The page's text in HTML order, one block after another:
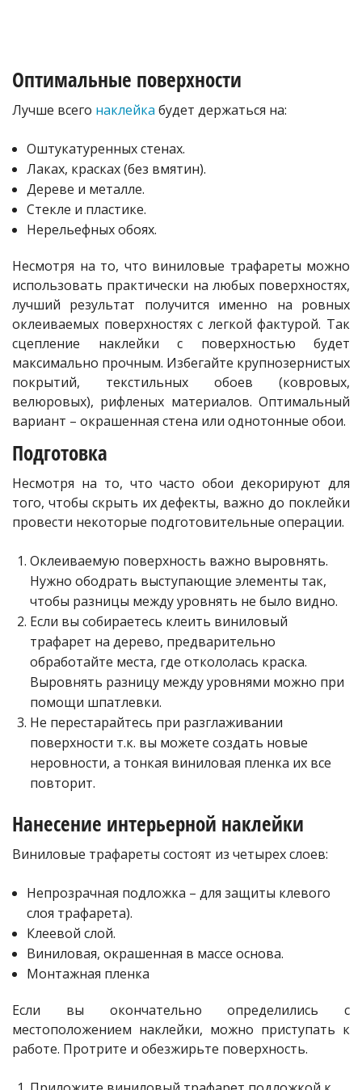
Оптимальные поверхности
Лучше всего наклейка будет держаться на:
Оштукатуренных стенах.
Лаках, красках (без вмятин).
Дереве и металле.
Стекле и пластике.
Нерельефных обоях.
Несмотря на то, что виниловые трафареты можно
использовать практически на любых поверхностях,
лучший результат получится именно на ровных
оклеиваемых поверхностях с легкой фактурой. Так
сцепление наклейки с поверхностью будет
максимально прочным. Избегайте крупнозернистых
покрытий, текстильных обоев (ковровых,
велюровых), рифленых материалов. Оптимальный
вариант – окрашенная стена или однотонные обои.
Подготовка
Несмотря на то, что часто обои декорируют для
того, чтобы скрыть их дефекты, важно до поклейки
провести некоторые подготовительные операции.
Оклеиваемую поверхность важно выровнять.
Нужно ободрать выступающие элементы так,
чтобы разницы между уровнять не было видно.
Если вы собираетесь клеить виниловый
трафарет на дерево, предварительно
обработайте места, где откололась краска.
Выровнять разницу между уровнями можно при
помощи шпатлевки.
Не перестарайтесь при разглаживании
поверхности т.к. вы можете создать новые
неровности, а тонкая виниловая пленка их все
повторит.
Нанесение интерьерной наклейки
Виниловые трафареты состоят из четырех слоев:
Непрозрачная подложка – для защиты клевого
слоя трафарета).
Клеевой слой.
Виниловая, окрашенная в массе основа.
Монтажная пленка
Если вы окончательно определились с
местоположением наклейки, можно приступать к
работе. Протрите и обезжирьте поверхность.